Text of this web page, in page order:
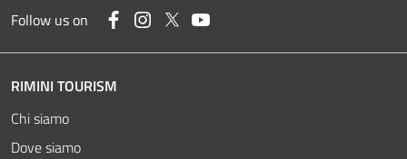
Follow us on
FacebookInstagram
Twitter
RIMINI TOURISM
Chi siamo
Dove siamo